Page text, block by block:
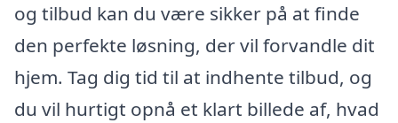
og tilbud kan du være sikker på at finde
den perfekte løsning, der vil forvandle dit
hjem. Tag dig tid til at indhente tilbud, og
du vil hurtigt opnå et klart billede af, hvad